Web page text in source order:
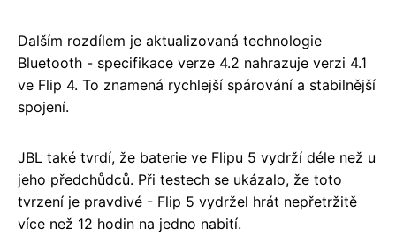
Dalším rozdílem je aktualizovaná technologie
Bluetooth - specifikace verze 4.2 nahrazuje verzi 4.1
ve Flip 4. To znamená rychlejší spárování a stabilnější
spojení.
JBL také tvrdí, že baterie ve Flipu 5 vydrží déle než u
jeho předchůdců. Při testech se ukázalo, že toto
tvrzení je pravdivé - Flip 5 vydržel hrát nepřetržitě
více než 12 hodin na jedno nabití.